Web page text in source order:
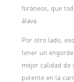
foráneos, que
álava.
Por otro lado,
tener un
mejor calidad de
potente en la